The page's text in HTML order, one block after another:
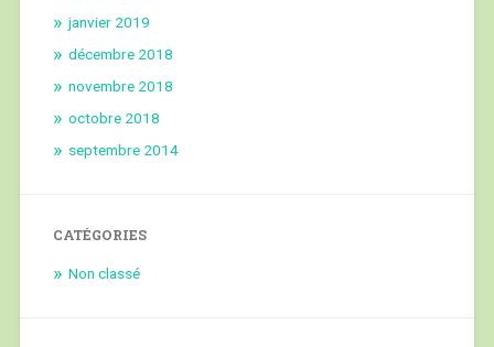
janvier 2019
décembre 2018
novembre 2018
octobre 2018
septembre 2014
CATÉGORIES
Non classé